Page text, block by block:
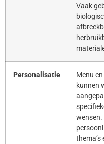
Vaak
Personalisatie
Menu
kunnen
thema’s